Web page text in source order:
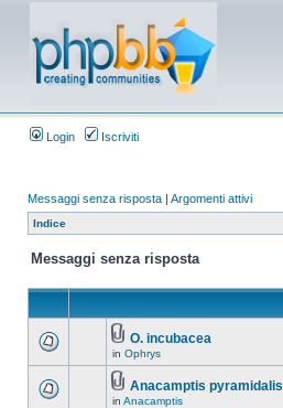
Login Iscriviti
Messaggi senza risposta | Argomenti attivi
Indice
Messaggi senza risposta
O. incubacea
in Ophrys
Anacamptis pyramidalis
in Anacamptis